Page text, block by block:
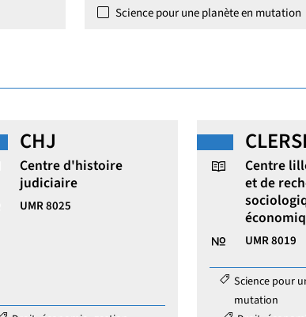
Science pour une planète en mutation
CHJ
Centre d'histoire
judiciaire
Identifiant de la structure de recherche :
UMR 8025
Centre
et de
Identifiant
UMR 8019
Catégories :
Science pour
mutation